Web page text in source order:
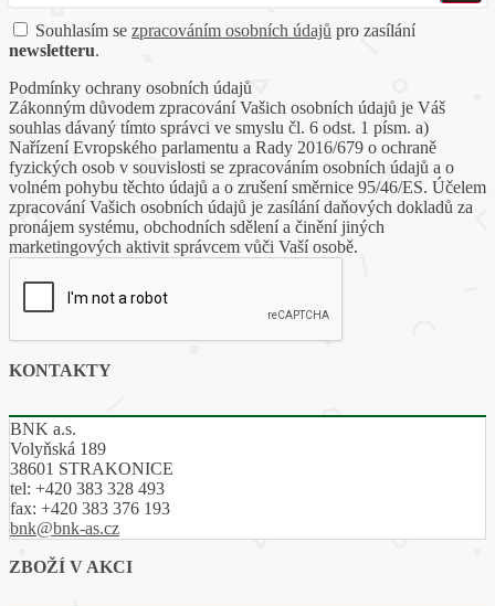
Souhlasím se zpracováním osobních údajů pro zasílání
newsletteru.
Podmínky ochrany osobních údajů
Zákonným důvodem zpracování Vašich osobních údajů je Váš
souhlas dávaný tímto správci ve smyslu čl. 6 odst. 1 písm. a)
Nařízení Evropského parlamentu a Rady 2016/679 o ochraně
fyzických osob v souvislosti se zpracováním osobních údajů a o
volném pohybu těchto údajů a o zrušení směrnice 95/46/ES. Účelem
zpracování Vašich osobních údajů je zasílání daňových dokladů za
pronájem systému, obchodních sdělení a činění jiných
marketingových aktivit správcem vůči Vaší osobě.
KONTAKTY
BNK a.s.
Volyňská 189
38601 STRAKONICE
tel: +420 383 328 493
fax: +420 383 376 193
bnk@bnk-as.cz
ZBOŽÍ V AKCI